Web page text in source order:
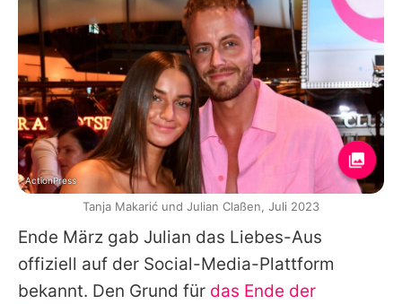
Ende März gab Julian das Liebes-Aus
offiziell auf der Social-Media-Plattform
bekannt. Den Grund für das Ende der
ActionPress
Tanja Makarić und Julian Claßen, Juli 2023